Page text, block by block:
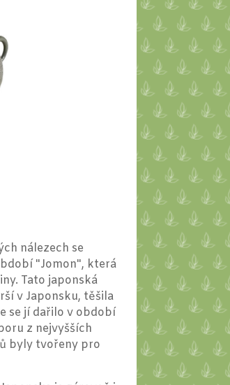
nálezech se
"Jomon", která
Tato japonská
v Japonsku, těšila
se jí dařilo v období
z nejvyšších
byly tvořeny pro